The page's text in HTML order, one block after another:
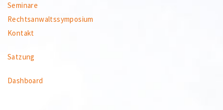
Seminare
Rechtsanwaltssymposium
Kontakt
Satzung
Dashboard